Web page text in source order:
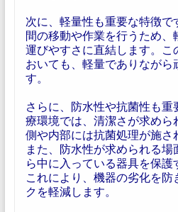
次に、軽量性も重要な特徴
間の移動や作業を行うため、
運びやすさに直結します。こ
おいても、軽量でありながら
す。
さらに、防水性や抗菌性も
療環境では、清潔さが求めら
側や内部には抗菌処理が施さ
また、防水性が求められる
ら中に入っている器具を保護
これにより、機器の劣化を防
クを軽減します。